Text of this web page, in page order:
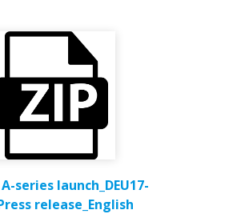
series launch_DEU17-
release_English